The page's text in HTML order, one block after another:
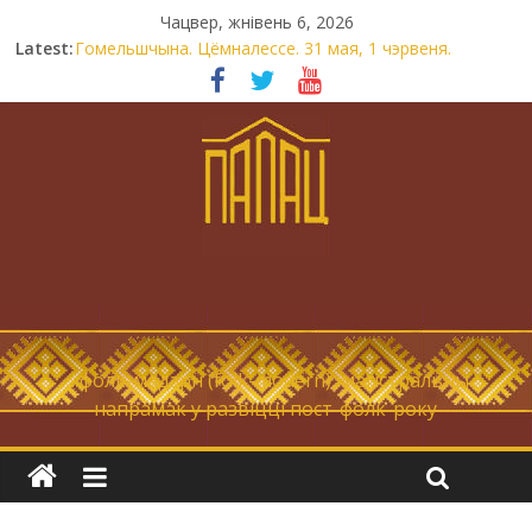
Чацвер, жнівень 6, 2026
Latest:Гомельшчына. Цёмналессе. 31 мая, 1 чэрвеня.
Нічога не дарэмна. Невыносна балюча нараджаецца
беларуская палітычная нацыя.
Запрашаем у інтравертнасць
… фолк-мадэрн (folk-modern), магістральны
напрамак у развіцці пост-фолк-року